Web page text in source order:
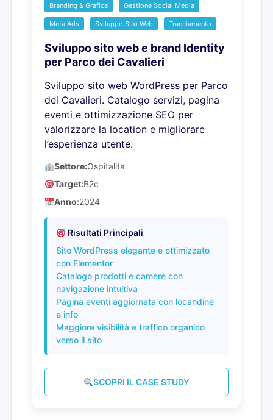
Branding & Grafica Gestione Social Media
Meta Ads Sviluppo Sito Web Tracciamento
Sviluppo sito web e brand Identity
per Parco dei Cavalieri
Sviluppo sito web WordPress per Parco
dei Cavalieri. Catalogo servizi, pagina
eventi e ottimizzazione SEO per
valorizzare la location e migliorare
l’esperienza utente.
Settore:Ospitalità
Target:B2c
Anno:2024
Risultati Principali
Sito WordPress elegante e ottimizzato
con Elementor
Catalogo prodotti e camere con
navigazione intuitiva
Pagina eventi aggiornata con locandine
e info
Maggiore visibilità e traffico organico
verso il sito
SCOPRI IL CASE STUDY